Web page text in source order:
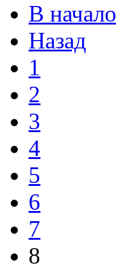
В начало
Назад
1
2
3
4
5
6
7
8